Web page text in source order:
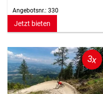
Angebotsnr.: 330
Jetzt bieten
3x